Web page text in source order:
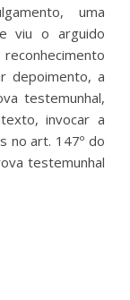
uma
viu o arguido
depoimento, a
testemunhal,
invocar a
no art. 147º do
testemunhal